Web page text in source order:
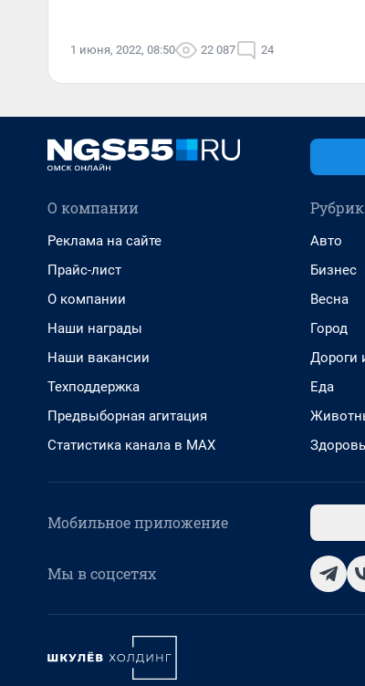
1 июня, 2022, 08:50 22 087 24
О компании
Реклама на сайте
Прайс-лист
О компании
Наши награды
Наши вакансии
Техподдержка
Предвыборная агитация
Статистика канала в MAX
Авто
Бизнес
Весна
Город
Дороги
Еда
Мобильное приложение
Мы в соцсетях